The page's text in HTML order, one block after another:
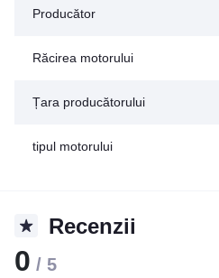
Producător
Răcirea motorului
Țara producătorului
tipul motorului
Recenzii
0 / 5